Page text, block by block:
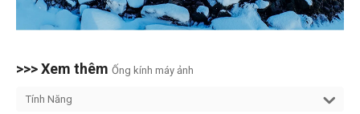
>>> Xem thêm Ống kính máy ảnh
Tính Năng